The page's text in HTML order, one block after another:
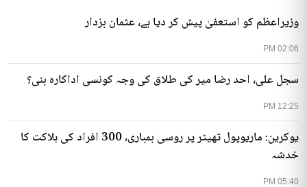
02:06 PM
وزیراعظم کو استعفیٰ پیش کر دیا ہے، عثمان بزدار
12:25 PM
سجل علی، احد رضا میر کی طلاق کی وجہ کونسی اداکارہ بنی؟
05:40 PM
یوکرین: ماریوپول تھیٹر پر روسی بمباری، 300 افراد کی ہلاکت کا
خدشہ